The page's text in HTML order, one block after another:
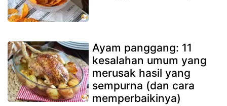
Ayam panggang: 11
kesalahan umum yang
merusak hasil yang
sempurna (dan cara
memperbaikinya)